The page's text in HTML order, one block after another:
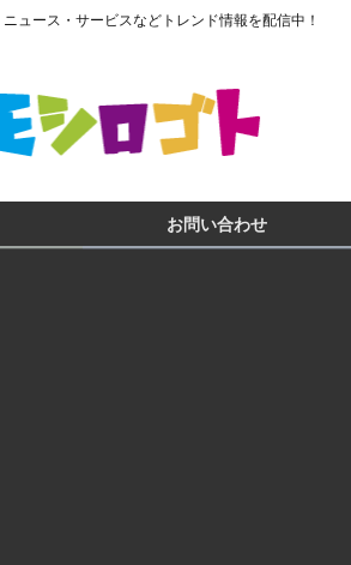
ュース・サービスなどトレンド情報を配信中！
お問い合わせ